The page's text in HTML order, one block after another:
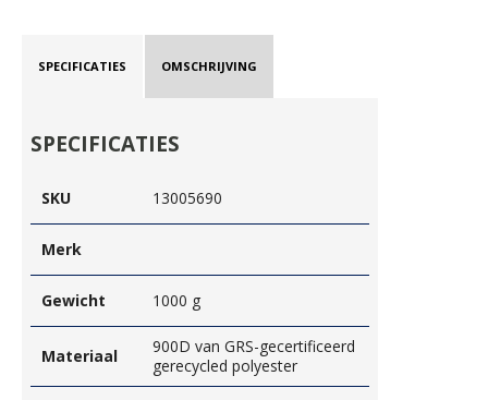
SPECIFICATIES OMSCHRIJVING
SPECIFICATIES
SKU 13005690
Merk
Gewicht 1000 g
Materiaal
900D van GRS-gecertificeerd
gerecycled polyester